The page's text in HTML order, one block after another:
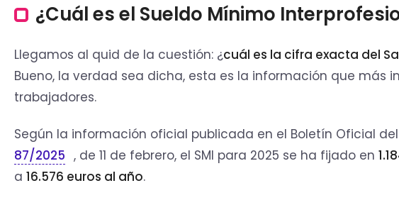
¿Cuál es el Sueldo Mínimo
Llegamos al quid de la cuestión: ¿cuál es la cifra exacta del
Bueno, la verdad sea dicha, esta es la información que más
trabajadores.
Según la información oficial publicada en el Boletín Oficial
87/2025 , de 11 de febrero, el SMI para 2025 se ha fijado en
a 16.576 euros al año.